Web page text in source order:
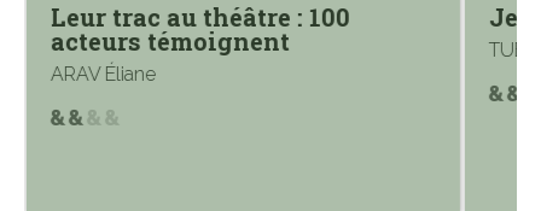
Leur trac au théâtre : 100
acteurs témoignent
ARAV Éliane
Je